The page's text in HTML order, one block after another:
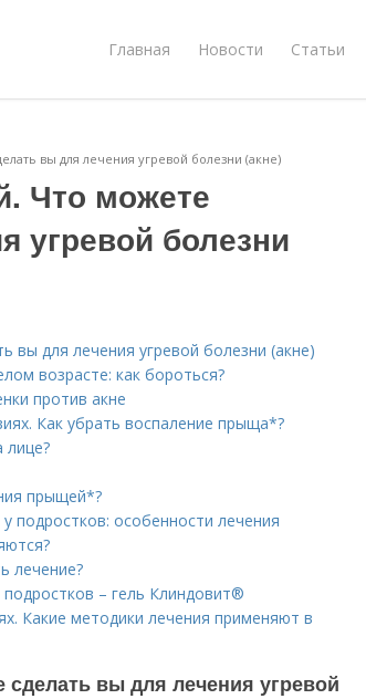
Главная Новости Статьи
вы для лечения угревой болезни (акне)
Что можете
угревой болезни
вы для лечения угревой болезни (акне)
возрасте: как бороться?
против акне
Как убрать воспаление прыща*?
лице?
прыщей*?
подростков: особенности лечения
лечение?
– гель Клиндовит®
Какие методики лечения применяют в
сделать вы для лечения угревой